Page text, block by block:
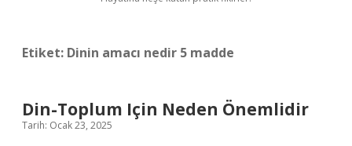
Etiket: Dinin amacı nedir 5 madde
Din-Toplum Için Neden Önemlidir
Tarih: Ocak 23, 2025